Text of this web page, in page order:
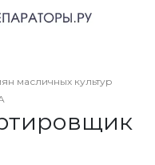
масличных культур